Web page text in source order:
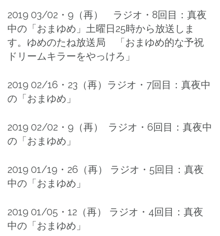
2019 03/02・9（再） ラジオ・8回目：真夜
中の「おまゆめ」土曜日25時から放送しま
す。ゆめのたね放送局 「おまゆめ的な予祝
ドリームキラーをやっけろ」
2019 02/16・23（再）ラジオ・7回目：真夜中
の「おまゆめ」
2019 02/02・9（再） ラジオ・6回目：真夜中
の「おまゆめ」
2019 01/19・26（再） ラジオ・5回目：真夜
中の「おまゆめ」
2019 01/05・12（再） ラジオ・4回目：真夜
中の「おまゆめ」